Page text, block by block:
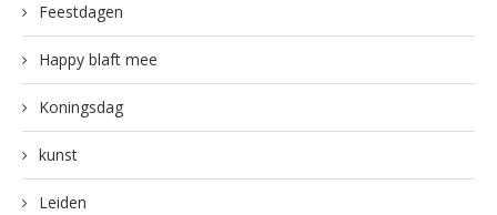
Feestdagen
Happy blaft mee
Koningsdag
kunst
Leiden